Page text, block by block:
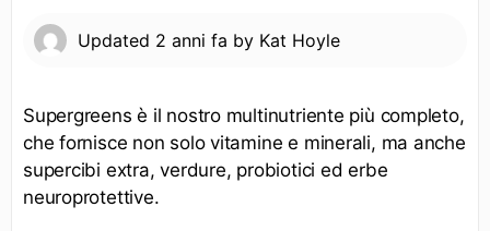
Updated 2 anni fa by Kat Hoyle
Supergreens è il nostro multinutriente più completo,
che fornisce non solo vitamine e minerali, ma anche
supercibi extra, verdure, probiotici ed erbe
neuroprotettive.